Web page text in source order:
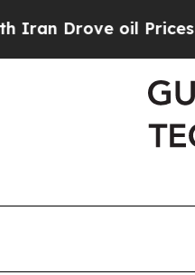
oil Prices Higher,